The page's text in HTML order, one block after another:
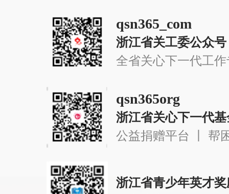
qsn365_com
浙江省关工委公众号
全省关心下一代工
qsn365org
浙江省关心下一代
公益捐赠平台 丨 帮
浙江省青少年英才